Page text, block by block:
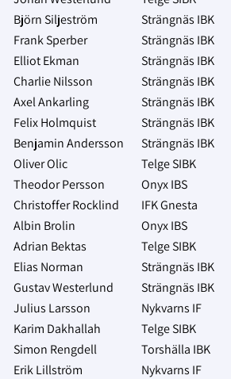
Björn Siljeström
Strängnäs IBK
Frank Sperber
Strängnäs IBK
Elliot Ekman
Strängnäs IBK
Charlie Nilsson
Strängnäs IBK
Axel Ankarling
Strängnäs IBK
Felix Holmquist
Strängnäs IBK
Benjamin Andersson
Strängnäs IBK
Oliver Olic
Telge SIBK
Theodor Persson
Onyx IBS
Christoffer Rocklind
IFK Gnesta
Albin Brolin
Onyx IBS
Adrian Bektas
Telge SIBK
Elias Norman
Strängnäs IBK
Gustav Westerlund
Strängnäs IBK
Julius Larsson
Nykvarns IF
Karim Dakhallah
Telge SIBK
Simon Rengdell
Torshälla IBK
Erik Lillström
Nykvarns IF